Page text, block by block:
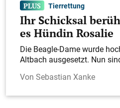
Tierrettung
Ihr Schicksal
es Hündin Rosalie
Die Beagle-Dame wurde
Altbach ausgesetzt. Nun
Sebastian Xanke